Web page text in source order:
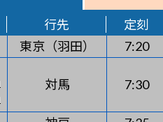
行先 定刻
東京（羽田） 7:20
対馬 7:30